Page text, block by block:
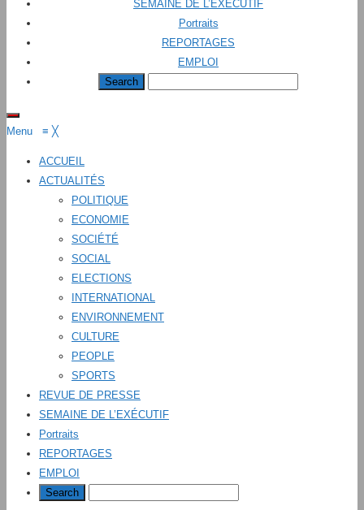
SEMAINE DE L’EXÉCUTIF
Portraits
REPORTAGES
EMPLOI
Menu ≡ ╳
ACCUEIL
ACTUALITÉS
POLITIQUE
ECONOMIE
SOCIÉTÉ
SOCIAL
ELECTIONS
INTERNATIONAL
ENVIRONNEMENT
CULTURE
PEOPLE
SPORTS
REVUE DE PRESSE
SEMAINE DE L’EXÉCUTIF
Portraits
REPORTAGES
EMPLOI